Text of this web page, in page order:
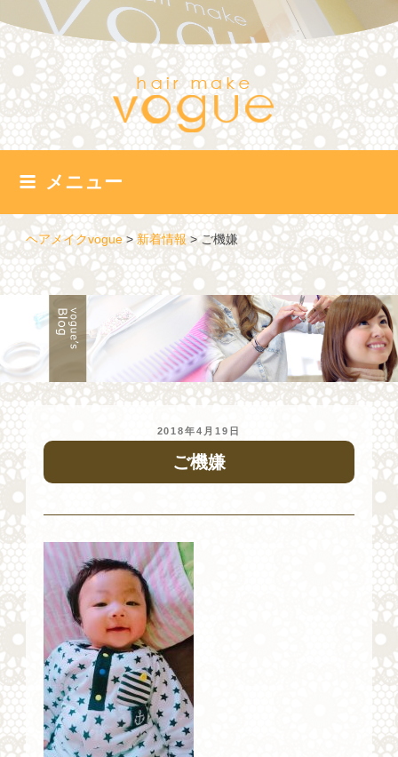
ン
テ
ツ
へ
ス
キ
メニュー
ヘアメイクvogue>新着情報>ご機嫌
投
2018年4月19日
ご機嫌